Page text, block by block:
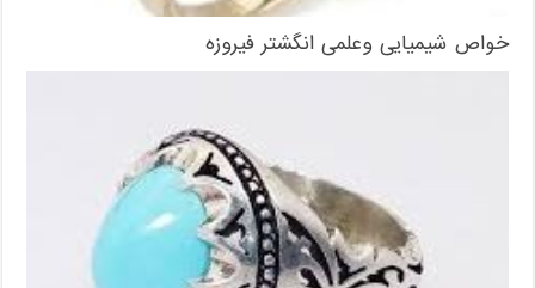
خواص شیمیایی وعلمی انگشتر فیروزه